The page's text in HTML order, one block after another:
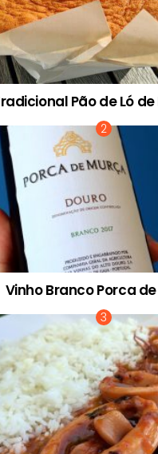
Pão de Ló
Vinho Branco Porca